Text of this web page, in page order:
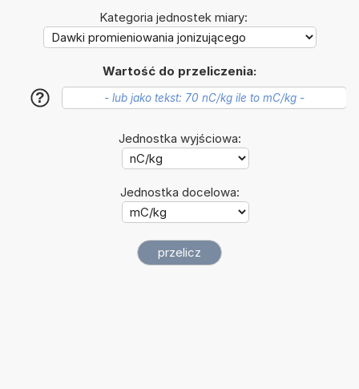
Kategoria jednostek miary:
Wartość do przeliczenia:
?
Jednostka wyjściowa:
Jednostka docelowa: